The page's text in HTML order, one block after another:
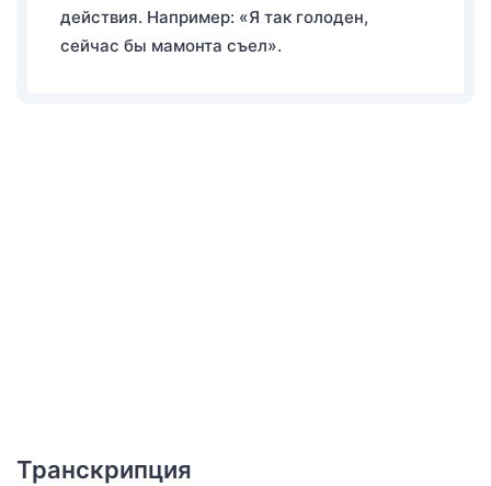
действия. Например: «Я так голоден,
сейчас бы мамонта съел».
Транскрипция